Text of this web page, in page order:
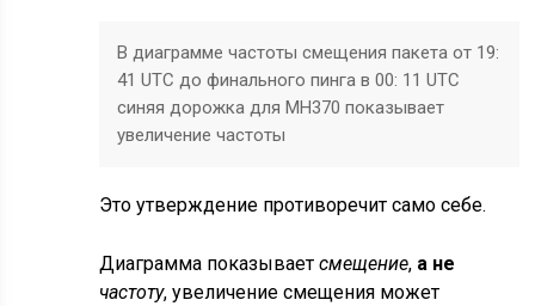
В диаграмме частоты смещения пакета от 19:
41 UTC до финального пинга в 00: 11 UTC
синяя дорожка для MH370 показывает
увеличение частоты
Это утверждение противоречит само себе.
Диаграмма показываетсмещение, а не
частоту, увеличение смещения может